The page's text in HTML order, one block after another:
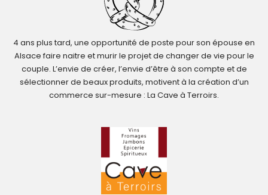
4 ans plus tard, une opportunité de poste pour son épouse en
Alsace faire naitre et murir le projet de changer de vie pour le
couple. L’envie de créer, l’envie d’être à son compte et de
sélectionner de beaux produits, motivent à la création d’un
commerce sur-mesure : La Cave à Terroirs.